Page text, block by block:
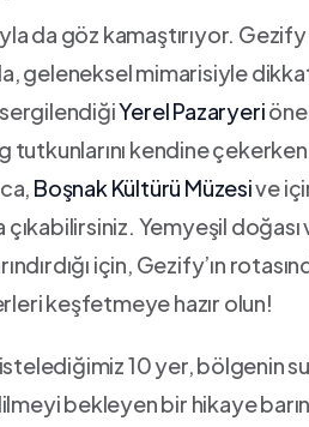
da göz kamaştırıyor.
geleneksel mimarisiyle
sergilendiği‌Yerel Pazaryeri
tutkunlarını kendine
Boşnak Kültürü Müzesi⁣ve
Yemyeşil
‌için, Gezify’ın
keşfetmeye hazır olun!
10 yer, bölgenin
bekleyen bir hikaye